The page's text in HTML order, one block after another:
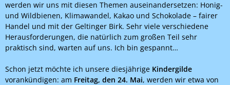
werden wir uns mit diesen Themen auseinandersetzen: Honig-
und Wildbienen, Klimawandel, Kakao und Schokolade – fairer
Handel und mit der Geltinger Birk. Sehr viele verschiedene
Herausforderungen, die natürlich zum großen Teil sehr
praktisch sind, warten auf uns. Ich bin gespannt…
Schon jetzt möchte ich unsere diesjährige Kindergilde
vorankündigen: am Freitag, den 24. Mai, werden wir etwa von